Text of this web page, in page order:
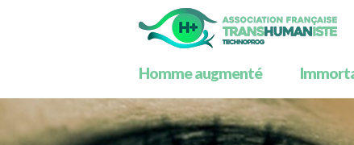
Homme augmenté